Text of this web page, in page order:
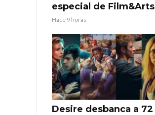
especial de Film&Arts
Hace 9 horas
Desire desbanca a 72